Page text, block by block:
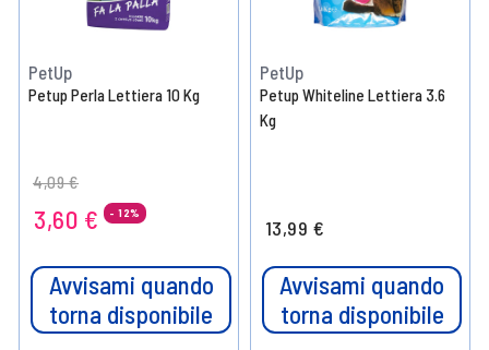
PetUp
Petup Perla Lettiera 10 Kg
Price reduced from
4,09 €to
3,60 € - 12%
Avvisami quando
torna disponibile
PetUp
Petup Whiteline Lettiera 3.6
Kg
13,99 €
Avvisami quando
torna disponibile